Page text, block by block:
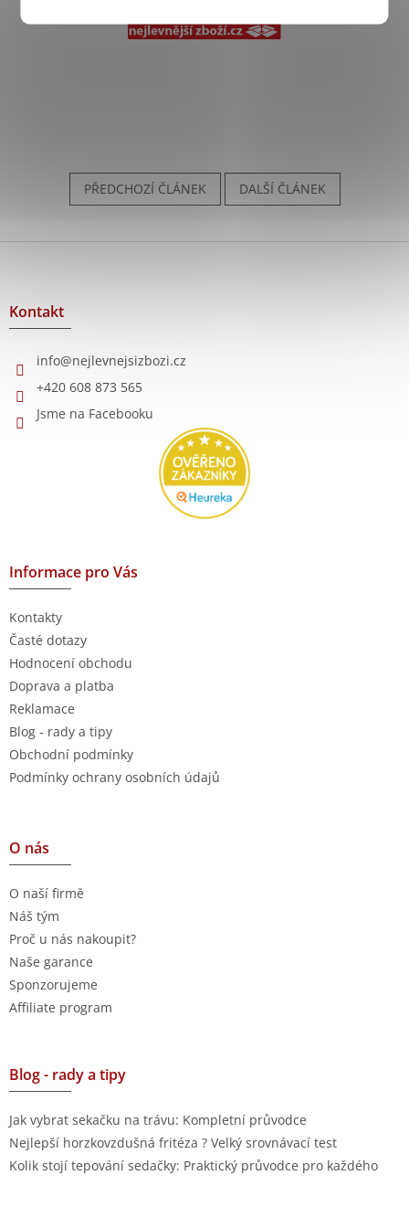
PŘEDCHOZÍ ČLÁNEK DALŠÍ ČLÁNEK
Z
Kontakt
info@nejlevnejsizbozi.cz
+420 608 873 565
Jsme na Facebooku
Informace pro Vás
Kontakty
Časté dotazy
Hodnocení obchodu
Doprava a platba
Reklamace
Blog - rady a tipy
Obchodní podmínky
Podmínky ochrany osobních údajů
O nás
O naší firmě
Náš tým
Proč u nás nakoupit?
Naše garance
Sponzorujeme
Affiliate program
Blog - rady a tipy
Jak vybrat sekačku na trávu: Kompletní průvodce
Nejlepší horzkovzdušná fritéza ? Velký srovnávací test
Kolik stojí tepování sedačky: Praktický průvodce pro každého